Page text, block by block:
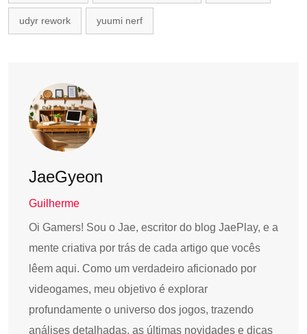
udyr rework yuumi nerf
JaeGyeon
Guilherme
Oi Gamers! Sou o Jae, escritor do blog JaePlay, e a
mente criativa por trás de cada artigo que vocês
lêem aqui. Como um verdadeiro aficionado por
videogames, meu objetivo é explorar
profundamente o universo dos jogos, trazendo
análises detalhadas, as últimas novidades e dicas